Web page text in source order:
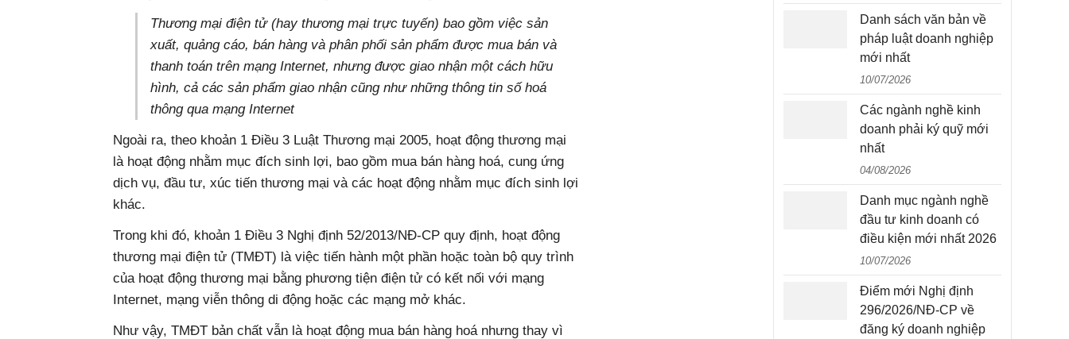
Thương mại điện tử (hay thương mại trực tuyến) bao gồm việc sản
xuất, quảng cáo, bán hàng và phân phối sản phẩm được mua bán và
thanh toán trên mạng Internet, nhưng được giao nhận một cách hữu
hình, cả các sản phẩm giao nhận cũng như những thông tin số hoá
thông qua mạng Internet
Ngoài ra, theo khoản 1 Điều 3 Luật Thương mại 2005, hoạt động thương mại
là hoạt động nhằm mục đích sinh lợi, bao gồm mua bán hàng hoá, cung ứng
dịch vụ, đầu tư, xúc tiến thương mại và các hoạt động nhằm mục đích sinh lợi
khác.
Trong khi đó, khoản 1 Điều 3 Nghị định 52/2013/NĐ-CP quy định, hoạt động
thương mại điện tử (TMĐT) là việc tiến hành một phần hoặc toàn bộ quy trình
của hoạt động thương mại bằng phương tiện điện tử có kết nối với mạng
Internet, mạng viễn thông di động hoặc các mạng mở khác.
Như vậy, TMĐT bản chất vẫn là hoạt động mua bán hàng hoá nhưng thay vì
Danh sách văn bản về
pháp luật doanh nghiệp
mới nhất
10/07/2026
Các ngành nghề kinh
doanh phải ký quỹ mới
nhất
04/08/2026
Danh mục ngành nghề
đầu tư kinh doanh có
điều kiện mới nhất 2026
10/07/2026
Điểm mới Nghị định
296/2026/NĐ-CP về
đăng ký doanh nghiệp